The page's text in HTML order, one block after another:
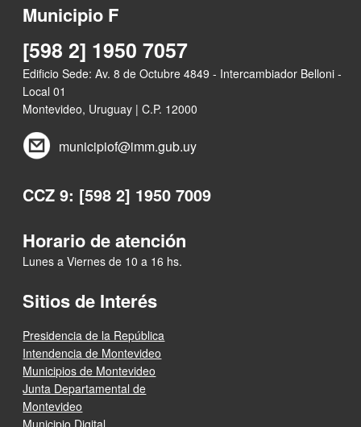
Municipio F
[598 2] 1950 7057
Edificio Sede: Av. 8 de Octubre 4849 - Intercambiador Belloni -
Local 01
Montevideo, Uruguay | C.P. 12000
municipiof@imm.gub.uy
CCZ 9: [598 2] 1950 7009
Horario de atención
Lunes a Viernes de 10 a 16 hs.
Sitios de Interés
Presidencia de la República
Intendencia de Montevideo
Municipios de Montevideo
Junta Departamental de
Montevideo
Municipio Digital